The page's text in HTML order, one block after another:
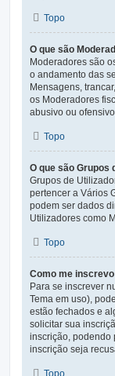
Topo
O que são
Moderadores são
o andamento das
Mensagens,
os Moderadores
abusivo ou ofensivo.
Topo
O que são Grupos
Grupos de
pertencer a Vários
podem ser dados
Utilizadores como
Topo
Como me
Para se inscrever
Tema em uso),
estão fechados e
solicitar sua
inscrição, podendo
inscrição seja
Topo